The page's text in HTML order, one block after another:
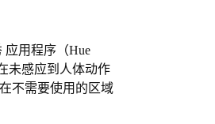
应用程序（Hue
未感应到人体动作
不需要使用的区域